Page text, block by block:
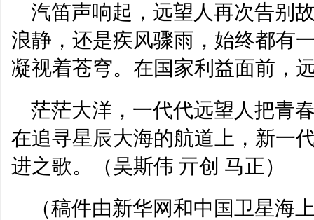
汽笛声响起，远望人再次告别
浪静，还是疾风骤雨，始终都有
凝视着苍穹。在国家利益面前，
茫茫大洋，一代代远望人把青
在追寻星辰大海的航道上，新一
进之歌。（吴斯伟 亓创 马正）
（稿件由新华网和中国卫星海